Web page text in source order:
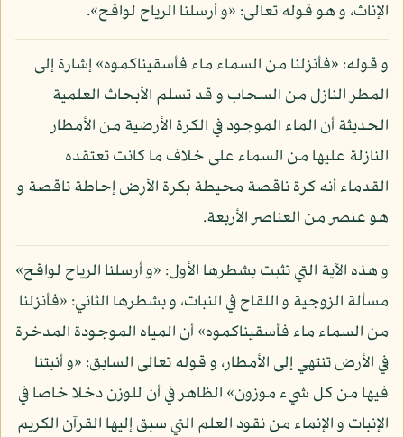
الإناث، و هو قوله تعالى: «و أرسلنا الرياح لواقح».
و قوله: «فأنزلنا من السماء ماء فأسقيناكموه» إشارة إلى
المطر النازل من السحاب و قد تسلم الأبحاث العلمية
الحديثة أن الماء الموجود في الكرة الأرضية من الأمطار
النازلة عليها من السماء على خلاف ما كانت تعتقده
القدماء أنه كرة ناقصة محيطة بكرة الأرض إحاطة ناقصة و
هو عنصر من العناصر الأربعة.
و هذه الآية التي تثبت بشطرها الأول: «و أرسلنا الرياح لواقح»
مسألة الزوجية و اللقاح في النبات، و بشطرها الثاني: «فأنزلنا
من السماء ماء فأسقيناكموه» أن المياه الموجودة المدخرة
في الأرض تنتهي إلى الأمطار، و قوله تعالى السابق: «و أنبتنا
فيها من كل شيء موزون» الظاهر في أن للوزن دخلا خاصا في
الإنبات و الإنماء من نقود العلم التي سبق إليها القرآن الكريم